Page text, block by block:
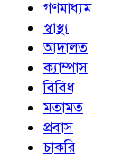
গণমাধ্যম
স্বাস্থ্য
আদালত
ক্যাম্পাস
বিবিধ
মতামত
প্রবাস
চাকরি